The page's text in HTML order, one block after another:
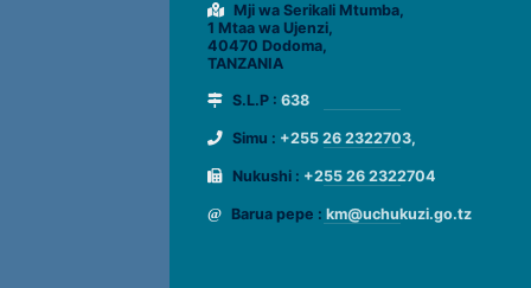
Mji wa Serikali Mtumba,
1 Mtaa wa Ujenzi,
40470 Dodoma,
TANZANIA
S.L.P : 638
Simu : +255 26 2322703,
Nukushi : +255 26 2322704
Barua pepe : km@uchukuzi.go.tz